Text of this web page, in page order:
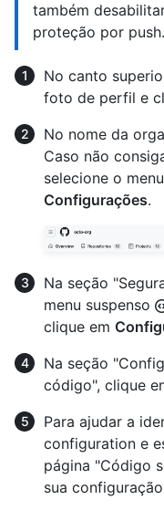
também
proteção por push.
No canto
foto de perfil e
No nome da
Caso não
selecione o
Configurações.
Na seção
menu suspenso
clique em
Na seção
código", clique
Para ajudar a
configuration e
página "Código
sua